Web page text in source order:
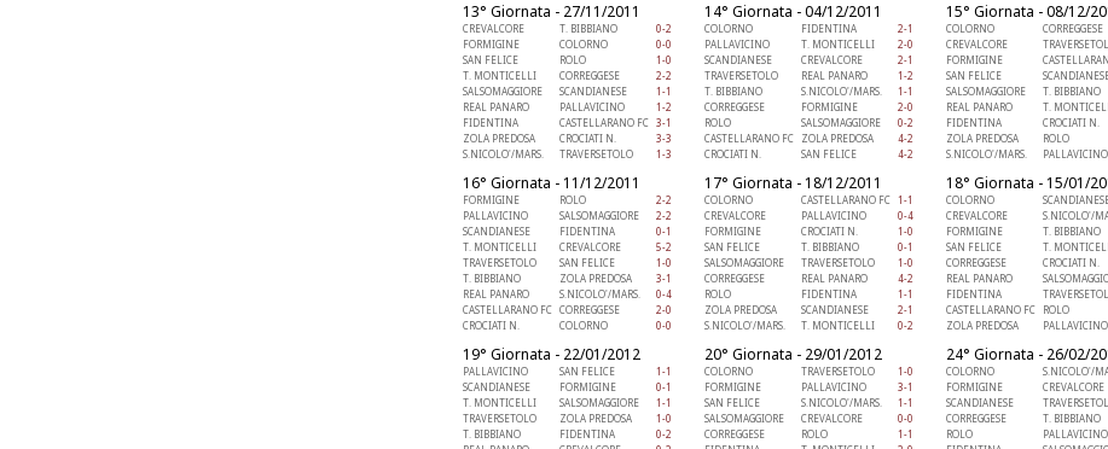
13° Giornata - 27/11/2011
CREVALCORE T. BIBBIANO
0-2
FORMIGINE
COLORNO
0-0
SAN FELICE
ROLO
1-0
T. MONTICELLI
CORREGGESE
2-2
SALSOMAGGIORE
SCANDIANESE
1-1
REAL PANARO
PALLAVICINO
1-2
FIDENTINA
CASTELLARANO FC 3-1
ZOLA PREDOSA
CROCIATI N.
3-3
S.NICOLO'/MARS.
TRAVERSETOLO 1-3
16° Giornata - 11/12/2011
FORMIGINE ROLO
2-2
PALLAVICINO
SALSOMAGGIORE
2-2
SCANDIANESE
FIDENTINA
0-1
T. MONTICELLI
CREVALCORE
5-2
TRAVERSETOLO
SAN FELICE
1-0
T. BIBBIANO
ZOLA PREDOSA
3-1
REAL PANARO
S.NICOLO'/MARS.
0-4
CASTELLARANO FC CORREGGESE
2-0
CROCIATI N.
COLORNO 0-0
19° Giornata - 22/01/2012
PALLAVICINO SAN FELICE
1-1
SCANDIANESE
FORMIGINE
0-1
T. MONTICELLI
SALSOMAGGIORE
1-1
TRAVERSETOLO
ZOLA PREDOSA
1-0
T. BIBBIANO
FIDENTINA
0-2
14° Giornata - 04/12/2011
COLORNO FIDENTINA
2-1
PALLAVICINO
T. MONTICELLI
2-0
SCANDIANESE
CREVALCORE
2-1
TRAVERSETOLO
REAL PANARO
1-2
T. BIBBIANO
S.NICOLO'/MARS.
1-1
CORREGGESE
FORMIGINE
2-0
ROLO
SALSOMAGGIORE
0-2
CASTELLARANO FC
ZOLA PREDOSA
4-2
CROCIATI N.
SAN FELICE 4-2
17° Giornata - 18/12/2011
COLORNO CASTELLARANO FC 1-1
CREVALCORE
PALLAVICINO
0-4
FORMIGINE
CROCIATI N.
1-0
SAN FELICE
T. BIBBIANO
0-1
SALSOMAGGIORE
TRAVERSETOLO
1-0
CORREGGESE
REAL PANARO
4-2
ROLO
FIDENTINA
1-1
ZOLA PREDOSA
SCANDIANESE
2-1
S.NICOLO'/MARS.
T. MONTICELLI 0-2
20° Giornata - 29/01/2012
COLORNO TRAVERSETOLO
1-0
FORMIGINE
PALLAVICINO
3-1
SAN FELICE
S.NICOLO'/MARS.
1-1
SALSOMAGGIORE
CREVALCORE
0-0
CORREGGESE
ROLO
1-1
15° Giornata - 08/12/
COLORNO CORREGGESE
CREVALCORE
FORMIGINE
SAN FELICE
SALSOMAGGIORE
T. BIBBIANO
REAL PANARO
T.
FIDENTINA
CROCIATI N.
ZOLA PREDOSA
ROLO
S.NICOLO'/MARS.
PALLAVICINO
18° Giornata - 15/01/
COLORNO
CREVALCORE
S.NICOLO'/
FORMIGINE
T. BIBBIANO
SAN FELICE
T.
CORREGGESE
CROCIATI N.
REAL PANARO
FIDENTINA
CASTELLARANO FC
ROLO
ZOLA PREDOSA
PALLAVICINO
24° Giornata - 26/02/
COLORNO S.NICOLO'/
FORMIGINE
CREVALCORE
SCANDIANESE
CORREGGESE
T. BIBBIANO
ROLO
PALLAVICINO